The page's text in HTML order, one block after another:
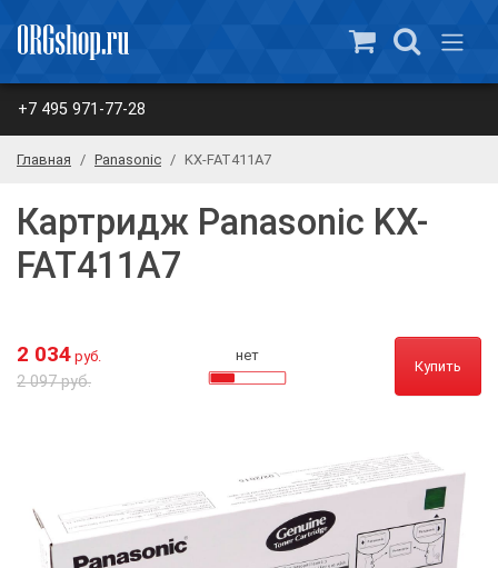
+7 495 971-77-28
Главная Panasonic KX-FAT411A7
Картридж Panasonic KX-
FAT411A7
2 034 руб.
2 097 руб.
нет
Купить